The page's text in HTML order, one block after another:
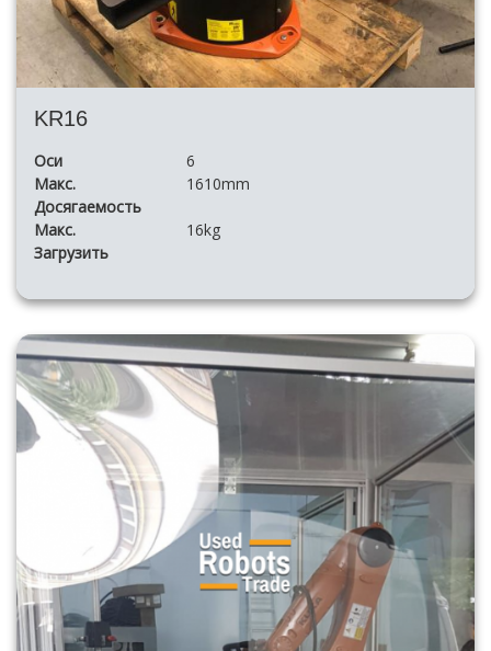
KR16
Оси
6
Макс.
Досягаемость
1610mm
Макс.
Загрузить
16kg